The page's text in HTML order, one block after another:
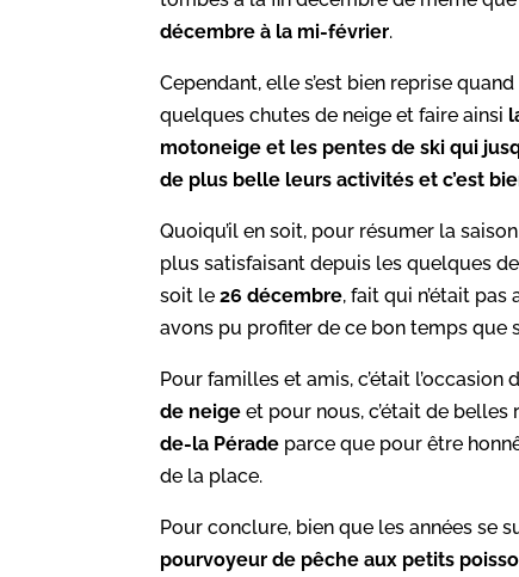
décembre à la mi-février.
Cependant, elle s’est bien reprise
quelques chutes de neige et faire ainsi
motoneige et les pentes de ski qui
de plus belle leurs activités et c’est
Quoiqu’il en soit, pour résumer la
plus satisfaisant depuis les quelques
soit le26 décembre, fait qui n’était
avons pu profiter de ce bon temps que
Pour familles et amis, c’était l’occasion
de neige et pour nous, c’était de
de-la Pérade parce que pour être
de la place.
Pour conclure, bien que les années se
pourvoyeur de pêche aux petits